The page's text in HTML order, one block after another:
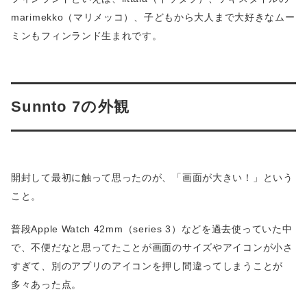
marimekko（マリメッコ）、子どもから大人まで大好きなムー
ミンもフィンランド生まれです。
Sunnto 7の外観
開封して最初に触って思ったのが、「画面が大きい！」という
こと。
普段Apple Watch 42mm（series 3）などを過去使っていた中
で、不便だなと思ってたことが画面のサイズやアイコンが小さ
すぎて、別のアプリのアイコンを押し間違ってしまうことが
多々あった点。